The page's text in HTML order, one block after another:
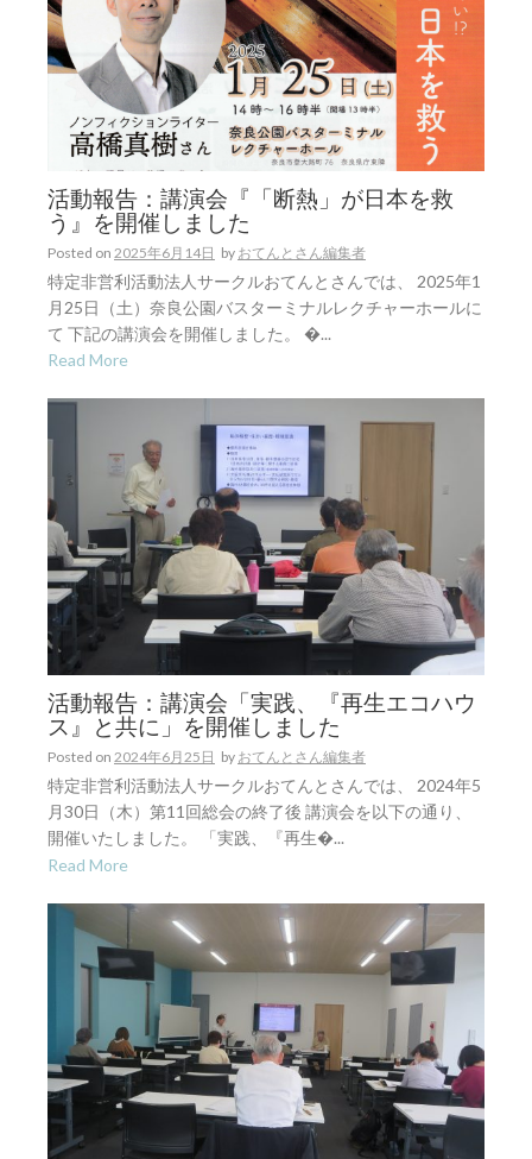
活動報告：講演会『「断熱」が日本を救
う』を開催しました
Posted on 2025年6月14日 by おてんとさん編集者
特定非営利活動法人サークルおてんとさんでは、 2025年1
月25日（土）奈良公園バスターミナルレクチャーホールに
て 下記の講演会を開催しました。 �...
Read More
活動報告：講演会「実践、『再生エコハウ
ス』と共に」を開催しました
Posted on 2024年6月25日 by おてんとさん編集者
特定非営利活動法人サークルおてんとさんでは、 2024年5
月30日（木）第11回総会の終了後 講演会を以下の通り、
開催いたしました。 「実践、『再生�...
Read More